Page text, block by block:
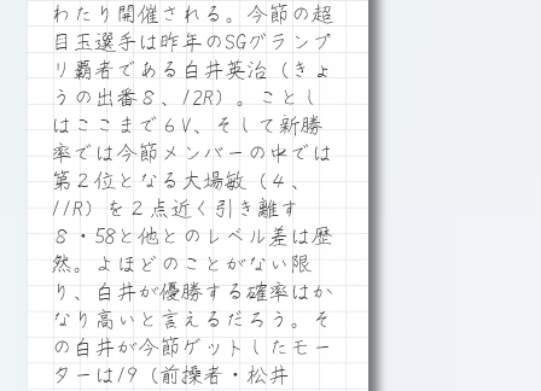
わたり開催される。今節の超
目玉選手は昨年のSGグランプ
リ覇者である白井英治（きょ
うの出番８、12R）。ことし
はここまで６V、そして新勝
率では今節メンバーの中では
第２位となる大場敏（４、
11R）を２点近く引き離す
８・58と他とのレベル差は歴
然。よほどのことがない限
り、白井が優勝する確率はか
なり高いと言えるだろう。そ
の白井が今節ゲットしたモー
ターは19（前操者・松井